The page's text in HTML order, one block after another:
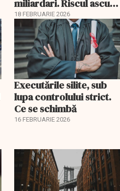
miliardari. Riscul ascuns
pentru burse și consum
18 FEBRUARIE 2026
Executările silite, sub
lupa controlului strict.
Ce se schimbă
16 FEBRUARIE 2026